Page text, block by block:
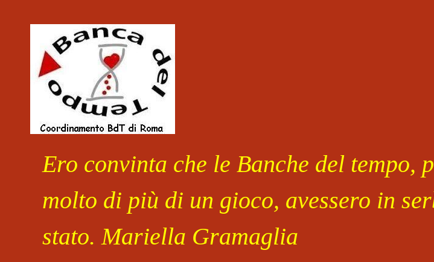
Ero convinta che le Banche del tempo,
molto di più di un gioco, avessero in
stato. Mariella Gramaglia